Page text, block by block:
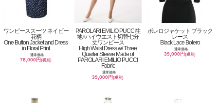
ワンピーススーツ ネイビー
花柄
One Button Jacket and Dress
in Floral Print
通常価格
78,000円(税別)
PAROLARI EMILIO PUCCI生
地×ハイウエスト切替七分
丈ワンピース
High Waist Dress w/ Three
Quarter Sleeve Made of
PAROLARI EMILIO PUCCI
Fabric
通常価格
39,000円(税別)
ボレロジャケット ブラック
レース
Black Lace Bolero
通常価格
39,000円(税別)